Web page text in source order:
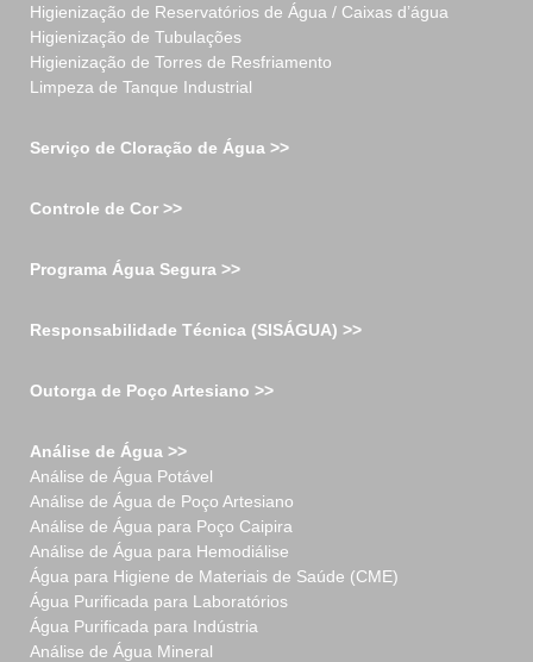
Higienização de Reservatórios de Água / Caixas d’água
Higienização de Tubulações
Higienização de Torres de Resfriamento
Limpeza de Tanque Industrial
Serviço de Cloração de Água >>
Controle de Cor >>
Programa Água Segura >>
Responsabilidade Técnica (SISÁGUA) >>
Outorga de Poço Artesiano >>
Análise de Água >>
Análise de Água Potável
Análise de Água de Poço Artesiano
Análise de Água para Poço Caipira
Análise de Água para Hemodiálise
Água para Higiene de Materiais de Saúde (CME)
Água Purificada para Laboratórios
Água Purificada para Indústria
Análise de Água Mineral